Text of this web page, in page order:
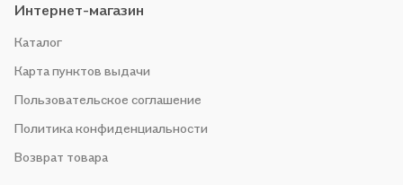
Интернет-магазин
Каталог
Карта пунктов выдачи
Пользовательское соглашение
Политика конфиденциальности
Возврат товара